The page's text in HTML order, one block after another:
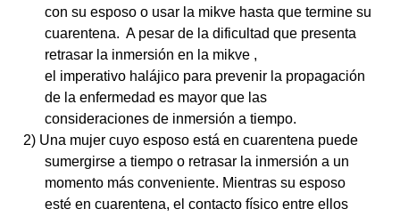
con su esposo o usar la mikve hasta que termine su
cuarentena. A pesar de la dificultad que presenta
retrasar la inmersión en la mikve ,
el imperativo halájico para prevenir la propagación
de la enfermedad es mayor que las
consideraciones de inmersión a tiempo.
2) Una mujer cuyo esposo está en cuarentena puede
sumergirse a tiempo o retrasar la inmersión a un
momento más conveniente. Mientras su esposo
esté en cuarentena, el contacto físico entre ellos